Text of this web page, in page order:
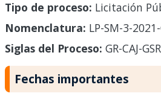
Tipo de proceso: Licitación
Nomenclatura: LP-SM-3-2021-
Siglas del Proceso: GR-CAJ-
Fechas importantes